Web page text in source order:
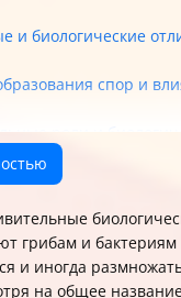
и биологические
спор и
роли и
адаптация и
к вам, читатели!
грибам и
и иногда
на общее